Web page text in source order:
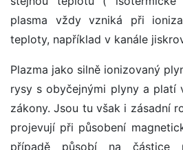
plasma vždy vzniká při
teploty, například v kanále
Plazma jako silně ionizovaný
rysy s obyčejnými plyny a platí
zákony. Jsou tu však i zásadní
projevují při působení
případě působí na částice